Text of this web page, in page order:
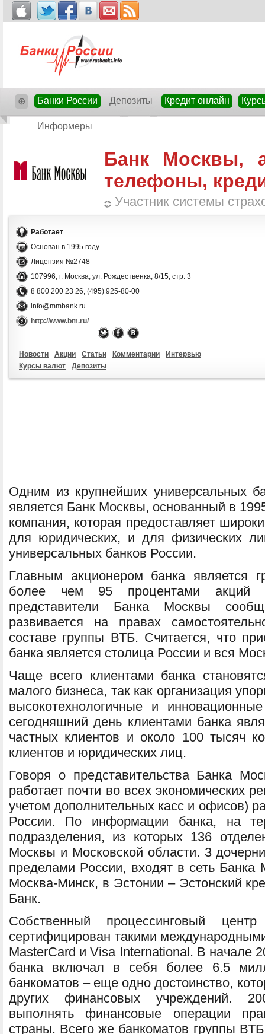
⊕ Банки России Депозиты Кредит онлайн
Информеры
Банк Москвы,
телефоны,
Участник системы
Работает
Основан в 1995 году
Лицензия №2748
107996, г. Москва, ул. Рождественка, 8/15, стр. 3
8 800 200 23 26, (495) 925-80-00
info@mmbank.ru
http://www.bm.ru/
Новости Акции Статьи Комментарии
Интервью
Курсы валют
Депозиты
Одним из крупнейших универсальных
является Банк Москвы, основанный в
компания, которая предоставляет
для юридических, и для физических
универсальных банков России.
Главным акционером банка является
более чем 95 процентами акций
представители Банка Москвы
развивается на правах
составе группы ВТБ. Считается, что
банка является столица России и вся
Чаще всего клиентами банка
малого бизнеса, так как организация
высокотехнологичные и
сегодняшний день клиентами банка
частных клиентов и около 100 тысяч
клиентов и юридических лиц.
Говоря о представительства Банка
работает почти во всех экономических
учетом дополнительных касс и офисов)
России. По информации банка, на
подразделения, из которых 136
Москвы и Московской области. 3
пределами России, входят в сеть
Москва-Минск, в Эстонии – Эстонский
Банк.
Собственный процессинговый
сертифицирован такими
MasterCard и Visa International. В начале
банка включал в себя более 6.5
банкоматов – еще одно достоинство,
других финансовых учреждений.
выполнять финансовые операции
страны. Всего же банкоматов группы